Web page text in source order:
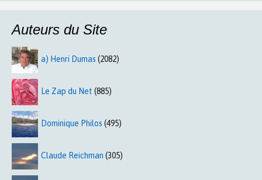
Auteurs du Site
a) Henri Dumas (2082)
Le Zap du Net (885)
Dominique Philos (495)
Claude Reichman (305)